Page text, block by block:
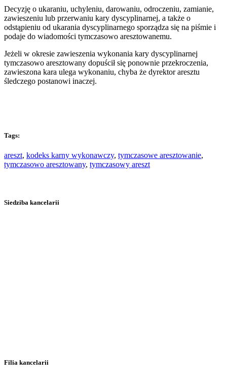
Decyzję o ukaraniu, uchyleniu, darowaniu, odroczeniu, zamianie,
zawieszeniu lub przerwaniu kary dyscyplinarnej, a także o
odstąpieniu od ukarania dyscyplinarnego sporządza się na piśmie i
podaje do wiadomości tymczasowo aresztowanemu.
Jeżeli w okresie zawieszenia wykonania kary dyscyplinarnej
tymczasowo aresztowany dopuścił się ponownie przekroczenia,
zawieszona kara ulega wykonaniu, chyba że dyrektor aresztu
śledczego postanowi inaczej.
Tags:
areszt, kodeks karny wykonawczy, tymczasowe aresztowanie,
tymczasowo aresztowany, tymczasowy areszt
Siedziba kancelarii
Filia kancelarii